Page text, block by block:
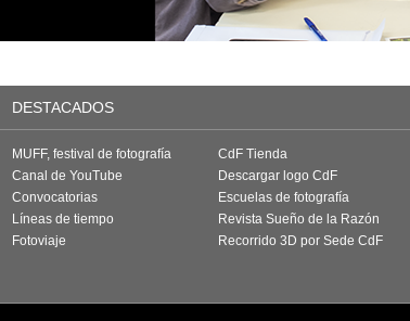
DESTACADOS
MUFF, festival de fotografía
Canal de YouTube
Convocatorias
Líneas de tiempo
Fotoviaje
CdF Tienda
Descargar logo CdF
Escuelas de fotografía
Revista Sueño de la Razón
Recorrido 3D por Sede CdF